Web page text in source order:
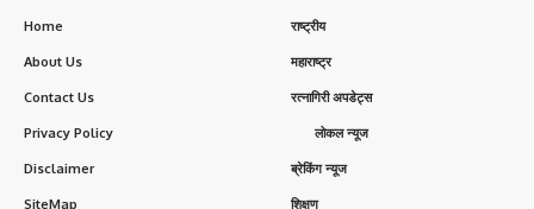
Home
About Us
Contact Us
Privacy Policy
Disclaimer
SiteMap
राष्ट्रीय
महाराष्ट्र
रत्नागिरी अपडेट्स
लोकल न्यूज
ब्रेकिंग न्यूज
शिक्षण